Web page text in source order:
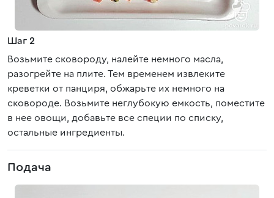
Шаг 2
Возьмите сковороду, налейте немного масла,
разогрейте на плите. Тем временем извлеките
креветки от панциря, обжарьте их немного на
сковороде. Возьмите неглубокую емкость, поместите
в нее овощи, добавьте все специи по списку,
остальные ингредиенты.
Подача